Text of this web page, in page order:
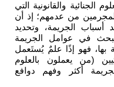
الجنائية والقانونية التي
من عدمهم؛ إذ أن
أسباب الجريمة، وتحديد
في عوامل الجريمة
بها، فهو إذًا علمٌ يُستَعمل
(من يعملون بالعلوم
أكثر وفهم دوافع